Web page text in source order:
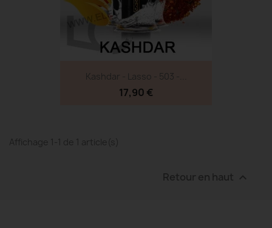
Kashdar - Lasso - 503 -...
17,90 €
Affichage 1-1 de 1 article(s)
Retour en haut 